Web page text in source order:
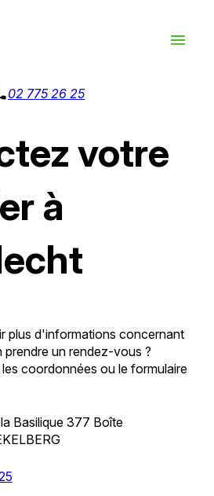
menu
02 775 26 25
votre
à
plus d'informations concernant
prendre un rendez-vous ?
coordonnées ou le formulaire
Basilique 377 Boîte